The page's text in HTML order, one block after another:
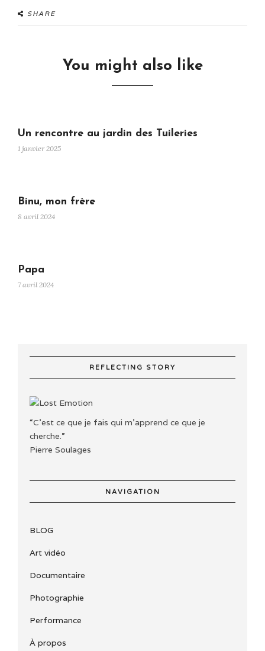
SHARE
You might also like
Un rencontre au jardin des Tuileries
1 janvier 2025
Binu, mon frère
8 avril 2024
Papa
7 avril 2024
REFLECTING STORY
“C'est ce que je fais qui m'apprend ce que je
cherche.”
Pierre Soulages
NAVIGATION
BLOG
Art vidéo
Documentaire
Photographie
Performance
À propos